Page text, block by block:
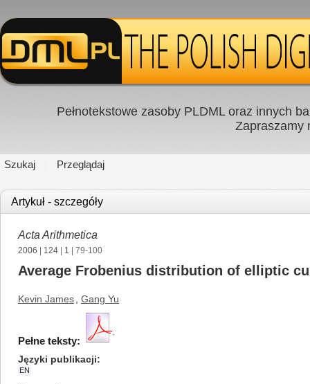
Pełnotekstowe zasoby PLDML oraz innych
Zapraszamy
Szukaj Przeglądaj
Artykuł - szczegóły
Acta Arithmetica
2006 124 1 | 79-100
Average Frobenius distribution of elliptic
Kevin James Gang Yu
Pełne teksty:
Języki publikacji
EN